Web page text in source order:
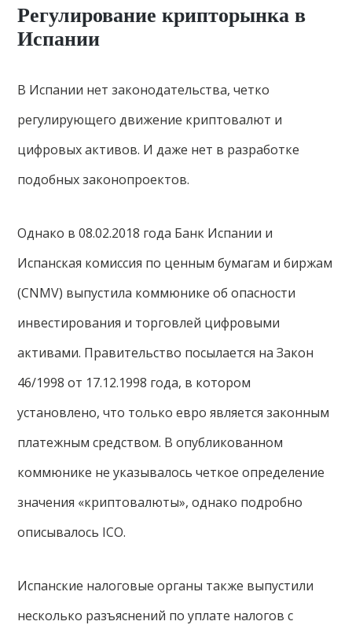
Регулирование крипторынка в
Испании
В Испании нет законодательства, четко
регулирующего движение криптовалют и
цифровых активов. И даже нет в разработке
подобных законопроектов.
Однако в 08.02.2018 года Банк Испании и
Испанская комиссия по ценным бумагам и биржам
(CNMV) выпустила коммюнике об опасности
инвестирования и торговлей цифровыми
активами. Правительство посылается на Закон
46/1998 от 17.12.1998 года, в котором
установлено, что только евро является законным
платежным средством. В опубликованном
коммюнике не указывалось четкое определение
значения «криптовалюты», однако подробно
описывалось ICO.
Испанские налоговые органы также выпустили
несколько разъяснений по уплате налогов с